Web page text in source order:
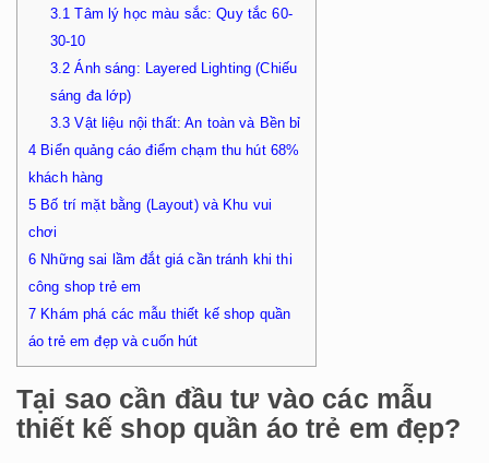
3.1 Tâm lý học màu sắc: Quy tắc 60-
30-10
3.2 Ánh sáng: Layered Lighting (Chiếu
sáng đa lớp)
3.3 Vật liệu nội thất: An toàn và Bền bỉ
4 Biển quảng cáo điểm chạm thu hút 68%
khách hàng
5 Bố trí mặt bằng (Layout) và Khu vui
chơi
6 Những sai lầm đắt giá cần tránh khi thi
công shop trẻ em
7 Khám phá các mẫu thiết kế shop quần
áo trẻ em đẹp và cuốn hút
Tại sao cần đầu tư vào các mẫu
thiết kế shop quần áo trẻ em đẹp?